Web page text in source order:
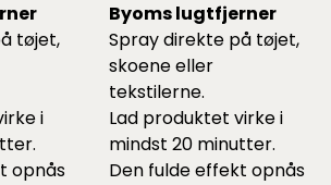
tøjet,
i
opnås
Byoms lugtfjerner
Spray direkte på tøjet,
skoene eller
tekstilerne.
Lad produktet virke i
mindst 20 minutter.
Den fulde effekt opnås